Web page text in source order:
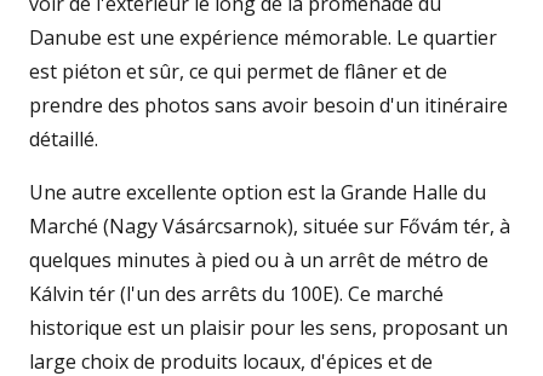
Danube est une expérience mémorable. Le quartier
est piéton et sûr, ce qui permet de flâner et de
prendre des photos sans avoir besoin d'un itinéraire
détaillé.
Une autre excellente option est la Grande Halle du
Marché (Nagy Vásárcsarnok), située sur Fővám tér, à
quelques minutes à pied ou à un arrêt de métro de
Kálvin tér (l'un des arrêts du 100E). Ce marché
historique est un plaisir pour les sens, proposant un
large choix de produits locaux, d'épices et de